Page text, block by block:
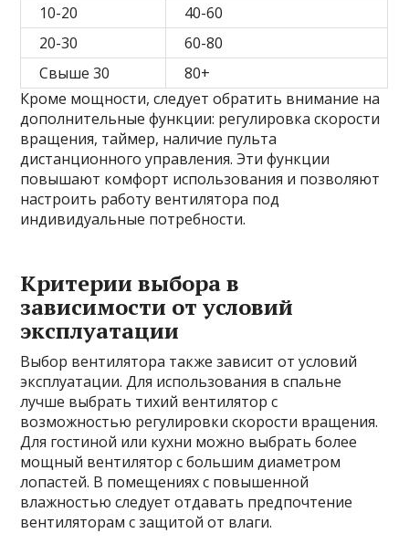
10-20
40-60
20-30
60-80
Свыше 30
80+
Кроме мощности, следует обратить внимание на
дополнительные функции: регулировка скорости
вращения, таймер, наличие пульта
дистанционного управления. Эти функции
повышают комфорт использования и позволяют
настроить работу вентилятора под
индивидуальные потребности.
Критерии выбора в
зависимости от условий
эксплуатации
Выбор вентилятора также зависит от условий
эксплуатации. Для использования в спальне
лучше выбрать тихий вентилятор с
возможностью регулировки скорости вращения.
Для гостиной или кухни можно выбрать более
мощный вентилятор с большим диаметром
лопастей. В помещениях с повышенной
влажностью следует отдавать предпочтение
вентиляторам с защитой от влаги.